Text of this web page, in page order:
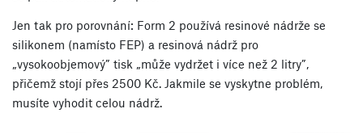
Jen tak pro porovnání: Form 2 používá resinové nádrže se
silikonem (namísto FEP) a resinová nádrž pro
„vysokoobjemový” tisk „může vydržet i více než 2 litry”,
přičemž stojí přes 2500 Kč. Jakmile se vyskytne problém,
musíte vyhodit celou nádrž.